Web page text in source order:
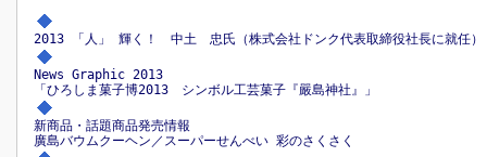
2013 「人」 輝く！ 中土 忠氏（株式会社ドンク代表取締役社長に就任）
News Graphic 2013
「ひろしま菓子博2013 シンボル工芸菓子『嚴島神社』」
新商品・話題商品発売情報
廣島バウムクーヘン／スーパーせんべい 彩のさくさく